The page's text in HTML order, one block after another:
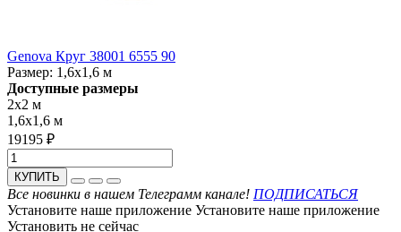
Genova Круг 38001 6555 90
Размер: 1,6x1,6 м
Доступные размеры
2x2 м
1,6x1,6 м
19195 ₽
КУПИТЬ
Все новинки в нашем Телеграмм канале! ПОДПИСАТЬСЯ
Установите наше приложение Установите наше приложение
Установить не сейчас